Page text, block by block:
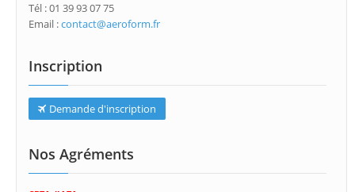
Tél : 01 39 93 07 75
Email :contact@aeroform.fr
Inscription
Demande d'inscription
Nos Agréments